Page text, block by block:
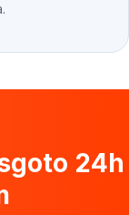
24h